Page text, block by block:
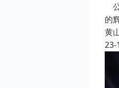
的
黄
23-